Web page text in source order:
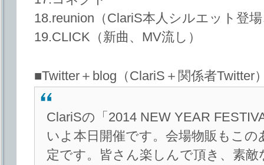
18.reunion（ClariS本人シルエット登
19.CLICK（新曲、MV流し）
■Twitter＋blog（ClariS＋関係者Twitter
ClariSの「2014 NEW YEAR
いよ本日開催です。会場物販もこ
定です。皆さん楽しんで頂き、素